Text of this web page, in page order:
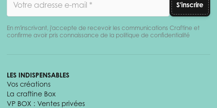
S'inscrire
En m'inscrivant, j'accepte de recevoir les communications Craftine et
confirme avoir pris connaissance de la politique de confidentialité
LES INDISPENSABLES
Vos créations
La craftine Box
VP BOX : Ventes privées